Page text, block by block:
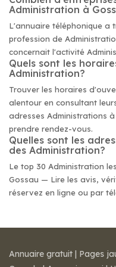
Administration à
L'annuaire téléphonique a
profession de
concernait l'activité
Quels sont les
Administration?
Trouver les horaires
alentour en consultant
adresses Administrations
prendre rendez-vous.
Quelles sont les
des Administration?
Le top 30 Administration
Gossau — Lire les avis,
réservez en ligne ou par
Annuaire gratuit | Pages